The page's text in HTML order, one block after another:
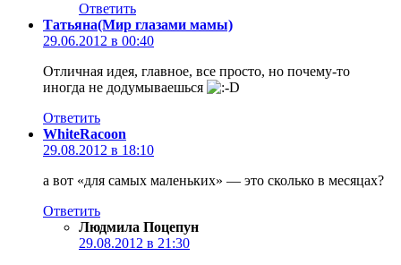
Ответить
Татьяна(Мир глазами мамы)
29.06.2012 в 00:40
Отличная идея, главное, все просто, но почему-то
иногда не додумываешься
Ответить
WhiteRacoon
29.08.2012 в 18:10
а вот «для самых маленьких» — это сколько в месяцах?
Ответить
Людмила Поцепун
29.08.2012 в 21:30